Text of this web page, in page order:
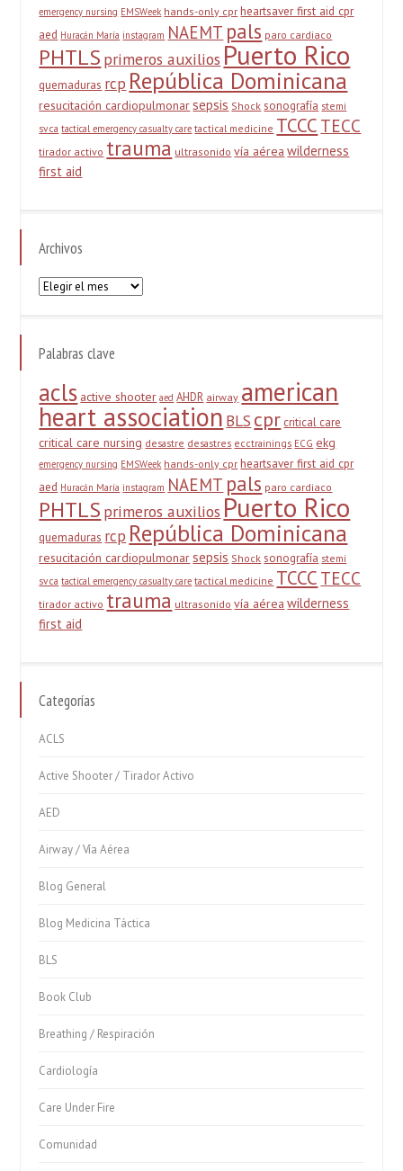
emergency nursing EMSWeek hands-only cpr heartsaver first aid cpr
aed Huracán María instagram NAEMT pals paro cardiaco
PHTLS primeros auxilios Puerto Rico
quemaduras rcp República Dominicana
resucitación cardiopulmonarsepsis Shock sonografía stemi
svca tactical emergency casualty care tactical medicine TCCC TECC
tirador activo trauma ultrasonido vía aérea wilderness
first aid
Archivos
Archivos
Palabras clave
acls active shooter aed AHDR airway american
heart association BLS cpr critical care
critical care nursing desastre desastres ecctrainings ECG ekg
emergency nursing EMSWeek hands-only cpr heartsaver first aid cpr
aed Huracán María instagram NAEMT pals paro cardiaco
PHTLS primeros auxilios Puerto Rico
quemaduras rcp República Dominicana
resucitación cardiopulmonarsepsis Shock sonografía stemi
svca tactical emergency casualty care tactical medicine TCCC TECC
tirador activo trauma ultrasonido vía aérea wilderness
first aid
Categorías
ACLS
Active Shooter / Tirador Activo
AED
Airway / Vía Aérea
Blog General
Blog Medicina Táctica
BLS
Book Club
Breathing / Respiración
Cardiología
Care Under Fire
Comunidad